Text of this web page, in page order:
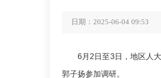
日期： 2025-06-04 09:53
6月 2 日至3日，地区人
郭子扬参加调研。